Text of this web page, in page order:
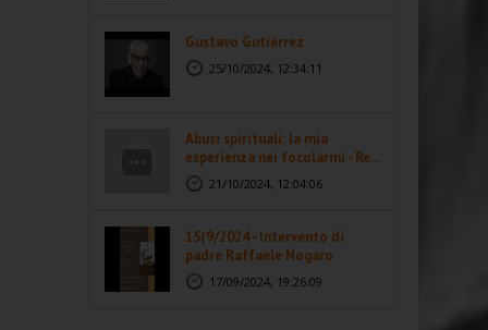
Gustavo Gutiérrez
25/10/2024, 12:34:11
Abusi spirituali: la mia
esperienza nei focolarini - Re...
21/10/2024, 12:04:06
15(9/2024 - Intervento di
padre Raffaele Nogaro
17/09/2024, 19:26:09